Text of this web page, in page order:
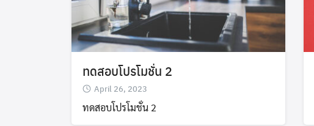
ทดสอบโปรโมชั่น 2
April 26, 2023
ทดสอบโปรโมชั่น 2